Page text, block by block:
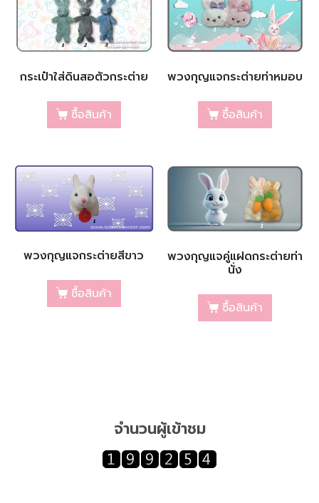
กระเป๋าใส่ดินสอตัวกระต่าย
ซื้อสินค้า
พวงกุญแจกระต่ายท่าหมอบ
ซื้อสินค้า
พวงกุญแจกระต่ายสีขาว
ซื้อสินค้า
พวงกุญแจคู่แฝดกระต่ายท่า
นั่ง
ซื้อสินค้า
จำนวนผู้เข้าชม